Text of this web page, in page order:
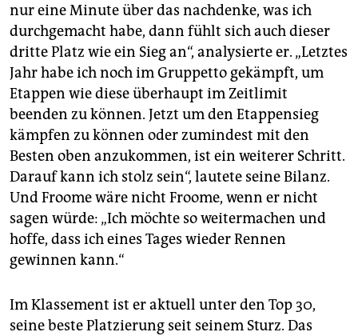
nur eine Minute über das nachdenke, was ich
durchgemacht habe, dann fühlt sich auch dieser
dritte Platz wie ein Sieg an“, analysierte er. „Letztes
Jahr habe ich noch im Gruppetto gekämpft, um
Etappen wie diese überhaupt im Zeitlimit
beenden zu können. Jetzt um den Etappensieg
kämpfen zu können oder zumindest mit den
Besten oben anzukommen, ist ein weiterer Schritt.
Darauf kann ich stolz sein“, lautete seine Bilanz.
Und Froome wäre nicht Froome, wenn er nicht
sagen würde: „Ich möchte so weitermachen und
hoffe, dass ich eines Tages wieder Rennen
gewinnen kann.“
Im Klassement ist er aktuell unter den Top 30,
seine beste Platzierung seit seinem Sturz. Das